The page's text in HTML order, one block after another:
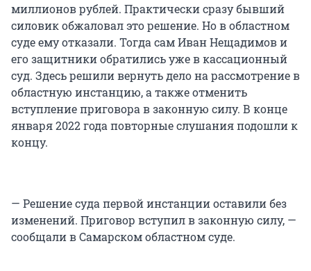
миллионов рублей. Практически сразу бывший
силовик обжаловал это решение. Но в областном
суде ему отказали. Тогда сам Иван Нещадимов и
его защитники обратились уже в кассационный
суд. Здесь решили вернуть дело на рассмотрение в
областную инстанцию, а также отменить
вступление приговора в законную силу. В конце
января 2022 года повторные слушания подошли к
концу.
— Решение суда первой инстанции оставили без
изменений. Приговор вступил в законную силу, —
сообщали в Самарском областном суде.